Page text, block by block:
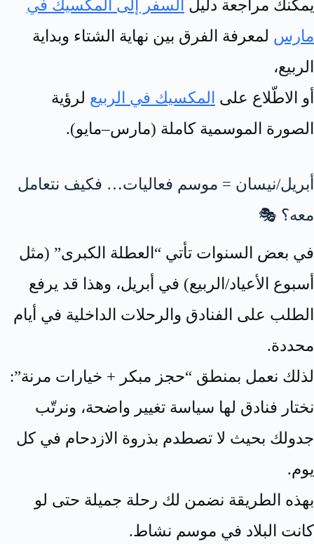
يمكنك مراجعة دليل السفر إلى المكسيك في
مارس لمعرفة الفرق بين نهاية الشتاء وبداية
الربيع،
أو الاطّلاع على المكسيك في الربيع لرؤية
الصورة الموسمية كاملة (مارس–مايو).
أبريل/نيسان = موسم فعاليات… فكيف نتعامل
معه؟ 🎭
في بعض السنوات تأتي “العطلة الكبرى” (مثل
أسبوع الأعياد/الربيع) في أبريل، وهذا قد يرفع
الطلب على الفنادق والرحلات الداخلية في أيام
محددة.
لذلك نعمل بمنطق “حجز مبكر + خيارات مرنة”:
نختار فنادق لها سياسة تغيير واضحة، ونرتّب
جدولك بحيث لا تصطدم بذروة الازدحام في كل
يوم.
بهذه الطريقة نضمن لك رحلة جميلة حتى لو
كانت البلاد في موسم نشاط.